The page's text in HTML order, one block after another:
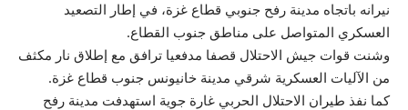
نيرانه باتجاه مدينة رفح جنوبي قطاع غزة، في إطار التصعيد
العسكري المتواصل على مناطق جنوب القطاع.
وشنت قوات جيش الاحتلال قصفا مدفعيا ترافق مع إطلاق نار مكثف
من الآليات العسكرية شرقي مدينة خانيونس جنوب قطاع غزة.
كما نفذ طيران الاحتلال الحربي غارة جوية استهدفت مدينة رفح